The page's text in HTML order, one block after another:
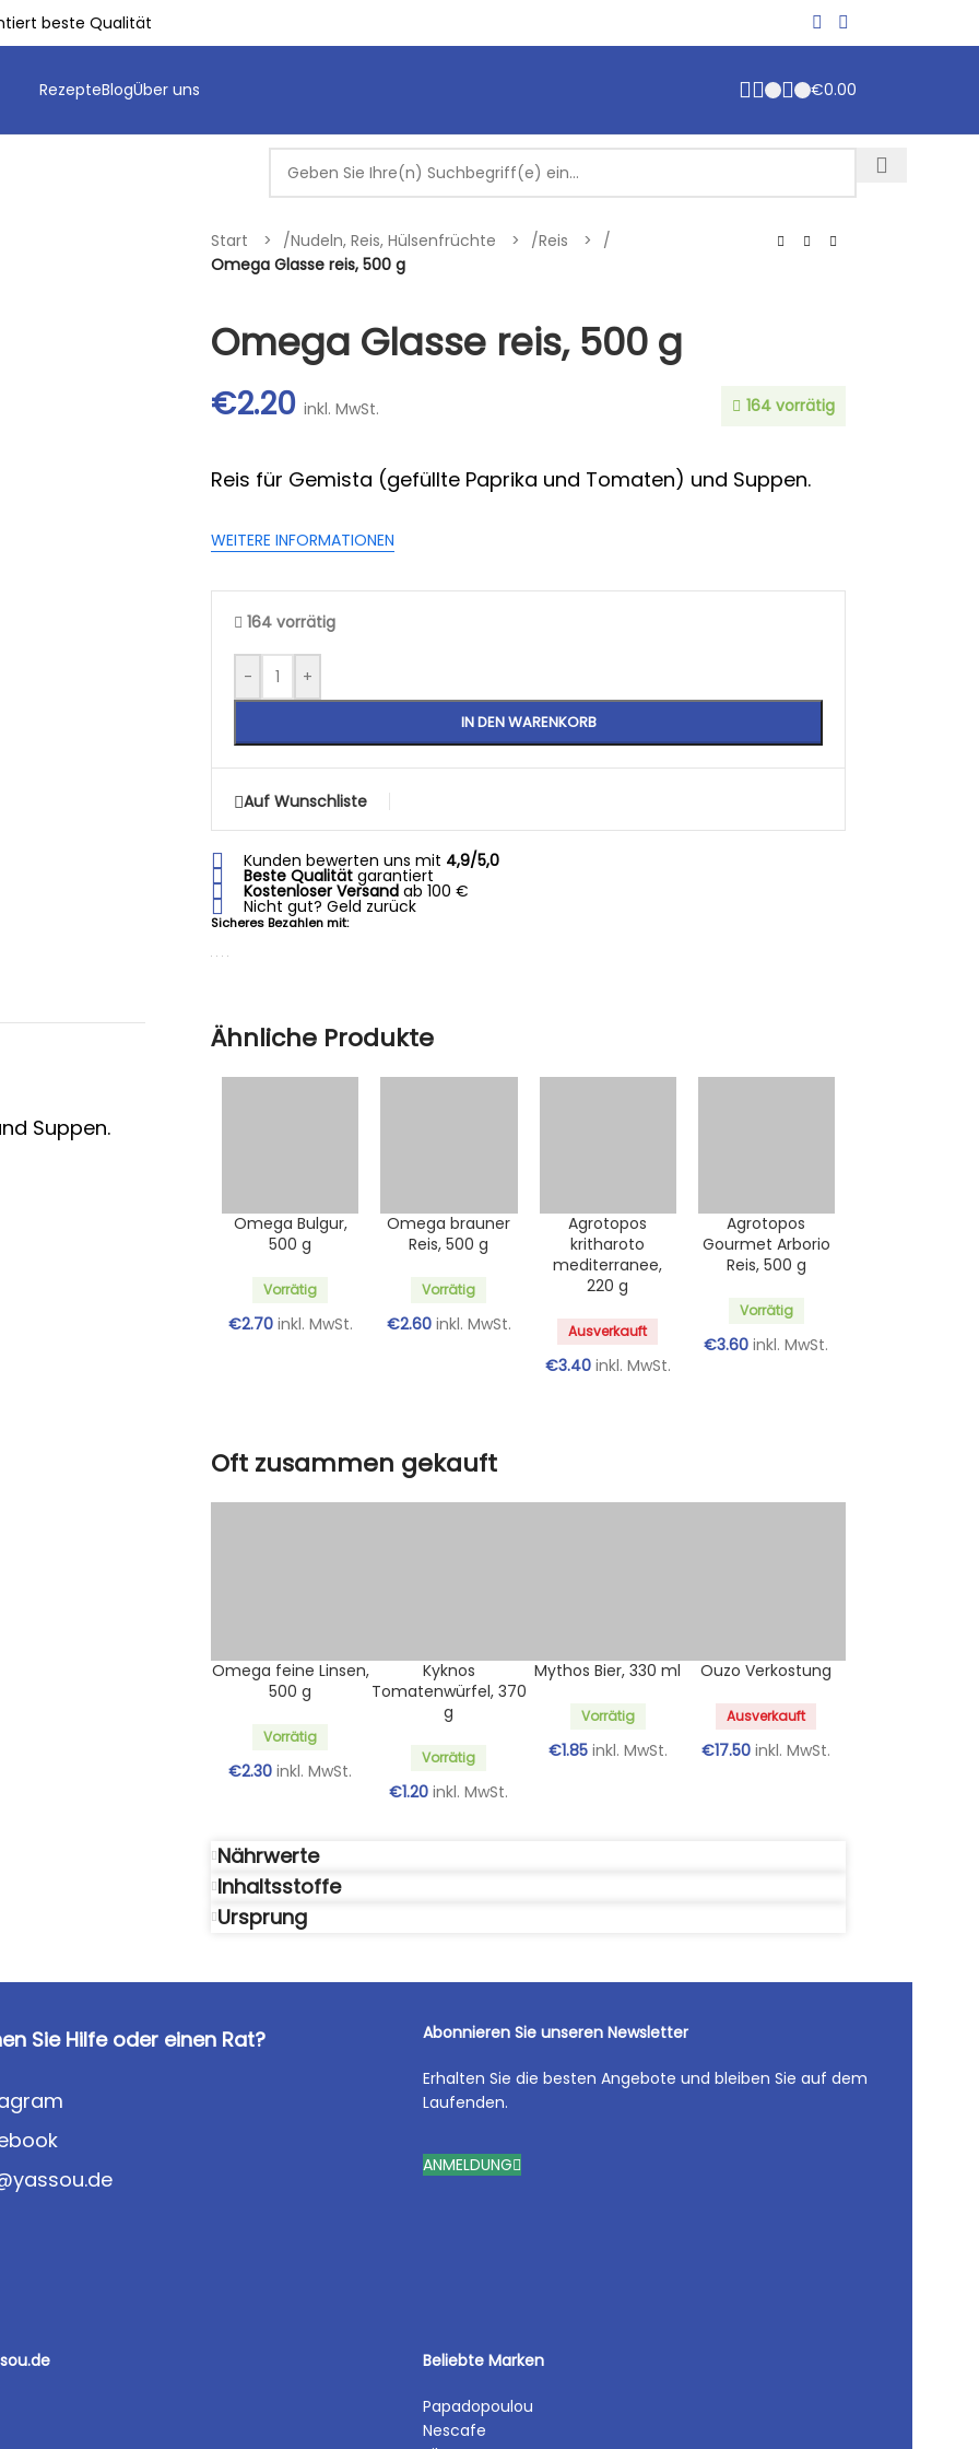
beste Qualität
RezepteBlogÜber uns €0.00
Start /Nudeln, Reis, Hülsenfrüchte /Reis
/
Omega Glasse reis, 500 g
Omega Glasse reis, 500 g
€2.20 inkl. MwSt. 164 vorrätig
Reis für Gemista (gefüllte Paprika und Tomaten) und Suppen.
WEITERE INFORMATIONEN
164 vorrätig
- +
IN DEN WARENKORB
Auf Wunschliste
Kunden bewerten uns mit 4,9/5,0
Beste Qualität garantiert
Kostenloser Versand ab 100 €
Nicht gut? Geld zurück
Sicheres Bezahlen mit:
Suppen.
Ähnliche Produkte
Omega Bulgur,
500 g
Vorrätig
€2.70 inkl. MwSt.
Omega brauner
Reis, 500 g
Vorrätig
€2.60 inkl. MwSt.
Agrotopos
kritharoto
mediterranee,
220 g
Ausverkauft
€3.40 inkl. MwSt.
Agrotopos
Gourmet Arborio
Reis, 500 g
Vorrätig
€3.60 inkl. MwSt.
Oft zusammen gekauft
Omega feine Linsen,
500 g
Vorrätig
€2.30 inkl. MwSt.
Kyknos
Tomatenwürfel, 370
g
Vorrätig
€1.20 inkl. MwSt.
Mythos Bier, 330 ml
Vorrätig
€1.85 inkl. MwSt.
Ouzo Verkostung
Ausverkauft
€17.50 inkl. MwSt.
Nährwerte
Inhaltsstoffe
Ursprung
Sie Hilfe oder einen Rat? Abonnieren Sie unseren Newsletter
Erhalten Sie die besten Angebote und bleiben Sie auf dem
Laufenden.
ANMELDUNG
Beliebte Marken
Papadopoulou
Nescafe